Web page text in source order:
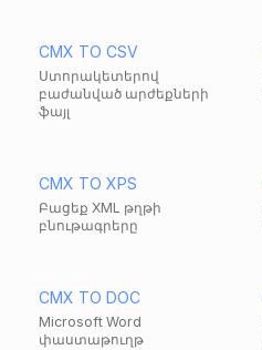
CMX TO CSV
Ստորակետերով
բաժանված արժեքների
ֆայլ
CMX TO XPS
Բացեք XML թղթի
բնութագրերը
CMX TO DOC
Microsoft Word
փաստաթուղթ